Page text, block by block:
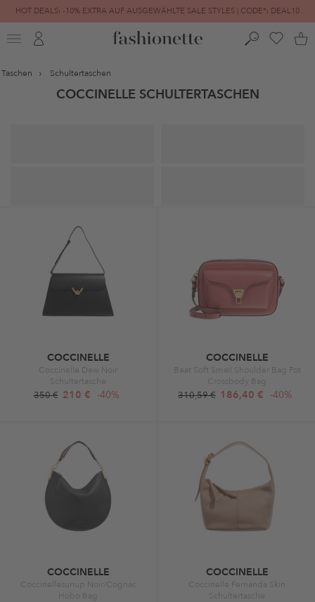
HOT DEALS: -10% EXTRA AUF AUSGEWÄHLTE SALE STYLES | CODE*: DEAL10
FINAL SALE | BIS ZU -80% REDUZIERT
Taschen Schultertaschen
COCCINELLE SCHULTERTASCHEN
COCCINELLE
Coccinelle Dew Noir
Schultertasche
350 € 210 € -40%
COCCINELLE
Beat Soft Small Shoulder Bag Pot
Crossbody Bag
310,59 € 186,40 € -40%
COCCINELLE
Coccinellesunup Noir/Cognac
Hobo Bag
COCCINELLE
Coccinelle Fernanda Skin
Schultertasche